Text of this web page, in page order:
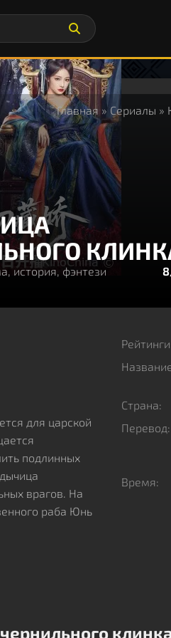
Главная » Сериалы »
история, фэнтези
80 4
для царской
подлинных
врагов. На
раба Юнь
на
Страна:
Перевод:
Время: